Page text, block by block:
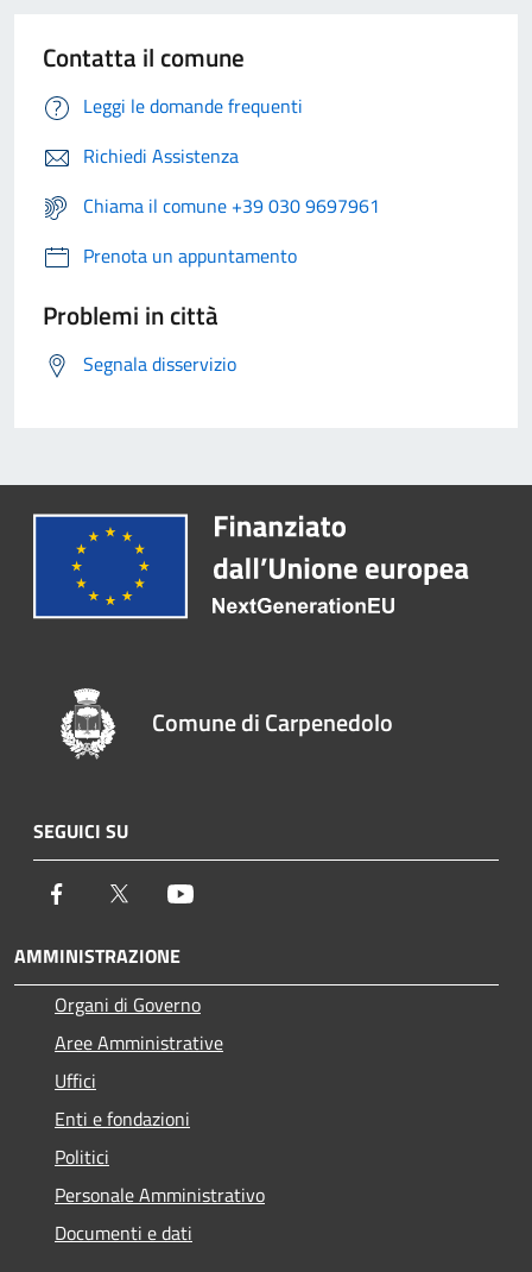
Contatta il comune
Leggi le domande frequenti
Richiedi Assistenza
Chiama il comune +39 030 9697961
Prenota un appuntamento
Problemi in città
Segnala disservizio
Comune di Carpenedolo
SEGUICI SU
Facebook Twitter
AMMINISTRAZIONE
Organi di Governo
Aree Amministrative
Uffici
Enti e fondazioni
Politici
Personale Amministrativo
Documenti e dati